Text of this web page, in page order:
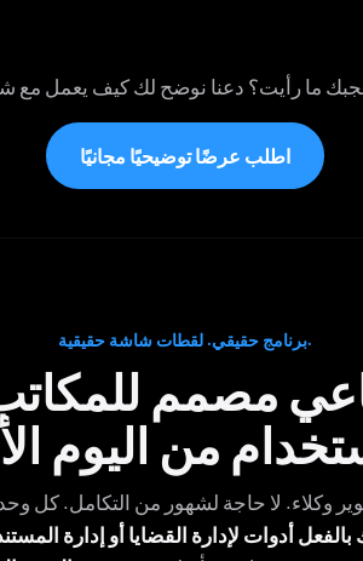
اطلب عرضًا توضيحيًا مجانيًا
برنامج حقيقي. لقطات شاشة حقيقية.
مصمم للمكاتب
من اليوم
وكلاء. لا حاجة لشهور من التكامل. كل
أدوات لإدارة القضايا أو إدارة